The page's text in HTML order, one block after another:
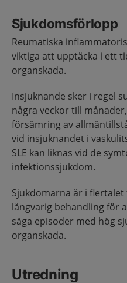
Sjukdomsförlopp
Reumatiska
viktiga att upptäcka i ett
organskada.
Insjuknande sker i regel
några veckor till
försämring av
vid insjuknandet i
SLE kan liknas vid de
infektionssjukdom.
Sjukdomarna är i
långvarig behandling för
säga episoder med hög
organskada.
Utredning